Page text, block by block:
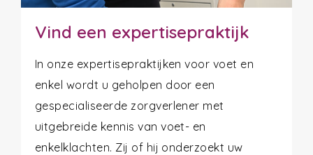
Vind een expertisepraktijk
In onze expertisepraktijken voor voet en
enkel wordt u geholpen door een
gespecialiseerde zorgverlener met
uitgebreide kennis van voet- en
enkelklachten. Zij of hij onderzoekt uw